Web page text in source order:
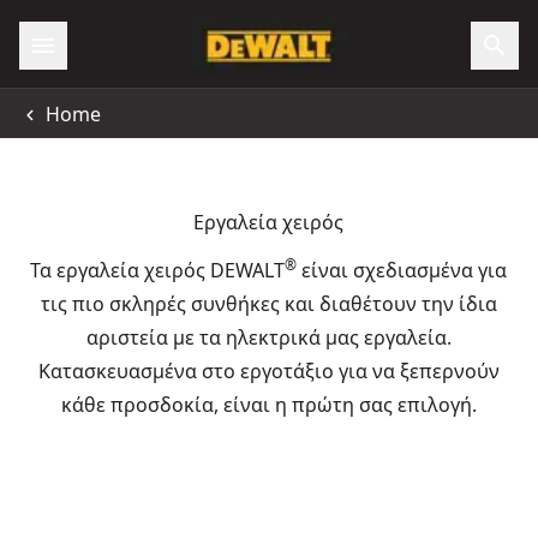
Home
Εργαλεία χειρός
Τα εργαλεία χειρός DEWALT® είναι σχεδιασμένα για
τις πιο σκληρές συνθήκες και διαθέτουν την ίδια
αριστεία με τα ηλεκτρικά μας εργαλεία.
Κατασκευασμένα στο εργοτάξιο για να ξεπερνούν
κάθε προσδοκία, είναι η πρώτη σας επιλογή.